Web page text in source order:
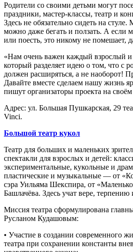
Родители со своими детьми могут
праздники, мастер-классы, театр и
Здесь не обязательно сидеть на
можно даже бегать и ползать. А если
или поесть, это никому не помешает,
«Нам очень важен каждый взрослый
который разделяет идею о том, что с
должен расширяться, а не наоборот!
Давайте вместе сделаем нашу жизнь
пишут организаторы проекта на своём
Адрес: ул. Большая Пушкарская, 29
Vinci.
Большой театр кукол
Театр для больших и маленьких
спектакли для взрослых и детей:
экспериментальные, кукольные и
пластические и музыкальные — от
сэра Уильяма Шекспира, от
Башлачёва. Здесь учат вере,
Миссия театра сформулирована
Русланом Кудашовым:
• Участие в создании современного
театра при сохранении константы